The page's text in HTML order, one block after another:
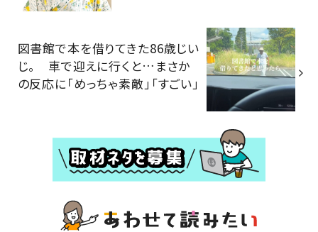
図書館で本を借りてきた86歳じい
じ。 車で迎えに行くと…まさか
の反応に「めっちゃ素敵」「すごい」